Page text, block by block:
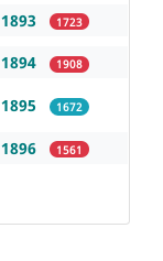
1893 1723
1894 1908
1895 1672
1896 1561